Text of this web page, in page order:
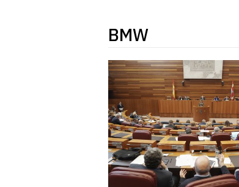
BMW